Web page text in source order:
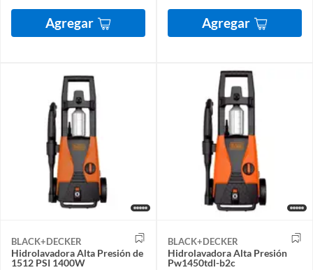
Agregar Agregar
BLACK+DECKER
Hidrolavadora Alta Presión de
1512 PSI 1400W
BLACK+DECKER
Hidrolavadora Alta Presión
Pw1450tdl-b2c